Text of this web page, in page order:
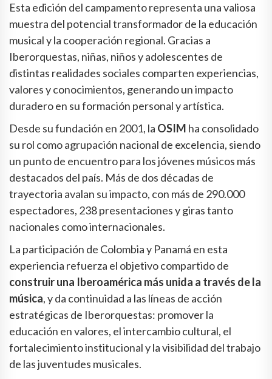
Esta edición del campamento representa una valiosa
muestra del potencial transformador de la educación
musical y la cooperación regional. Gracias a
Iberorquestas, niñas, niños y adolescentes de
distintas realidades sociales comparten experiencias,
valores y conocimientos, generando un impacto
duradero en su formación personal y artística.
Desde su fundación en 2001, la OSIM ha consolidado
su rol como agrupación nacional de excelencia, siendo
un punto de encuentro para los jóvenes músicos más
destacados del país. Más de dos décadas de
trayectoria avalan su impacto, con más de 290.000
espectadores, 238 presentaciones y giras tanto
nacionales como internacionales.
La participación de Colombia y Panamá en esta
experiencia refuerza el objetivo compartido de
construir una Iberoamérica más unida a través de la
música, y da continuidad a las líneas de acción
estratégicas de Iberorquestas: promover la
educación en valores, el intercambio cultural, el
fortalecimiento institucional y la visibilidad del trabajo
de las juventudes musicales.